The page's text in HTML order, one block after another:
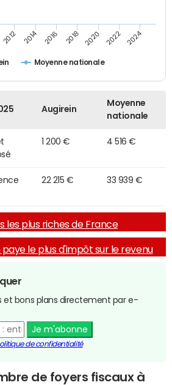
Moyenne nationale
2012 2014 2016 2018 2020 2022 2024
Augirein
Moyenne
nationale
1 200 € 4 516 €
22 215 € 33 939 €
les plus riches de France
paye le plus d'impôt sur le revenu
et bons plans directement par e-
Je m'abonne
de confidentialité
de foyers fiscaux à